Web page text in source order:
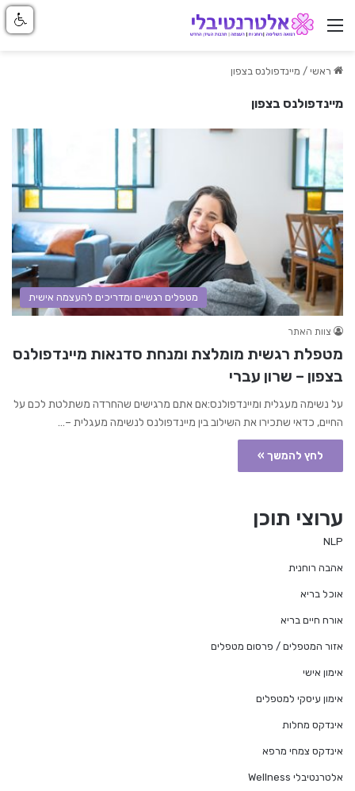
ניווט באתר
ראשי / מיינדפולנס בצפון
מיינדפולנס בצפון
מטפלים רגשיים ומדריכים להעצמה אישית
צוות האתר
מטפלת רגשית מומלצת ומנחת סדנאות מיינדפולנס
בצפון – שרון עברי
על נשימה מעגלית ומיינדפולנס:אם אתם מרגישים שהחרדה משתלטת לכם על
החיים, כדאי שתכירו את השילוב בין מיינדפולנס לנשימה מעגלית –…
לחץ להמשך »
ערוצי תוכן
NLP
אהבה רוחנית
אוכל בריא
אורח חיים בריא
אזור המטפלים / פרסום מטפלים
אימון אישי
אימון עיסקי למטפלים
אינדקס מחלות
אינדקס צמחי מרפא
אלטרנטיבלי Wellness